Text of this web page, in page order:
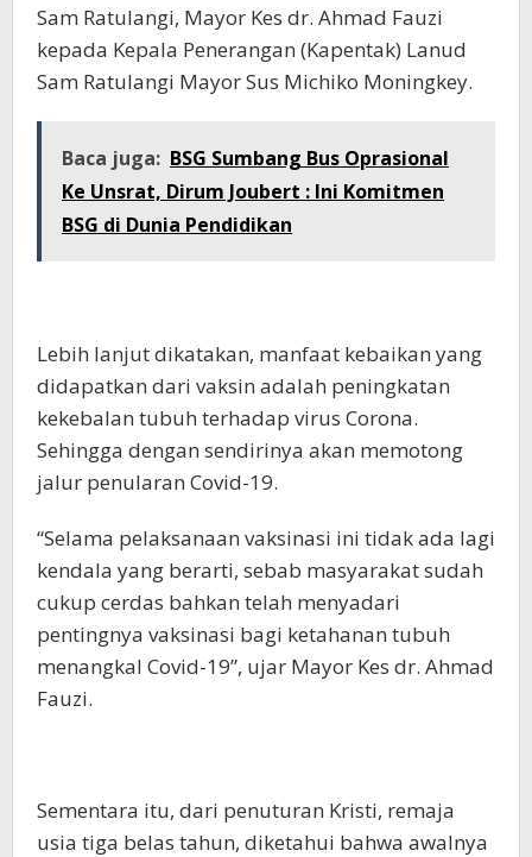
Sam Ratulangi, Mayor Kes dr. Ahmad Fauzi
kepada Kepala Penerangan (Kapentak) Lanud
Sam Ratulangi Mayor Sus Michiko Moningkey.
Baca juga: BSG Sumbang Bus Oprasional
Ke Unsrat, Dirum Joubert : Ini Komitmen
BSG di Dunia Pendidikan
Lebih lanjut dikatakan, manfaat kebaikan yang
didapatkan dari vaksin adalah peningkatan
kekebalan tubuh terhadap virus Corona.
Sehingga dengan sendirinya akan memotong
jalur penularan Covid-19.
“Selama pelaksanaan vaksinasi ini tidak ada lagi
kendala yang berarti, sebab masyarakat sudah
cukup cerdas bahkan telah menyadari
pentingnya vaksinasi bagi ketahanan tubuh
menangkal Covid-19”, ujar Mayor Kes dr. Ahmad
Fauzi.
Sementara itu, dari penuturan Kristi, remaja
usia tiga belas tahun, diketahui bahwa awalnya